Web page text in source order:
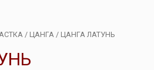
/ ЦАНГА / ЦАНГА ЛАТУНЬ